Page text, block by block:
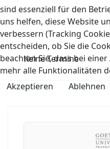
Keine Termine
sind essenziell für den
uns helfen, diese Website
verbessern (Tracking
entscheiden, ob Sie die
beachten Sie, dass bei
mehr alle Funktionalitäten
Akzeptieren
Ablehnen